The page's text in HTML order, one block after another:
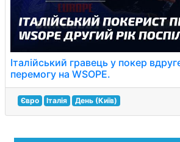
Італійський гравець у покер
перемогу на WSOPE.
Євро Італія День (Київ)